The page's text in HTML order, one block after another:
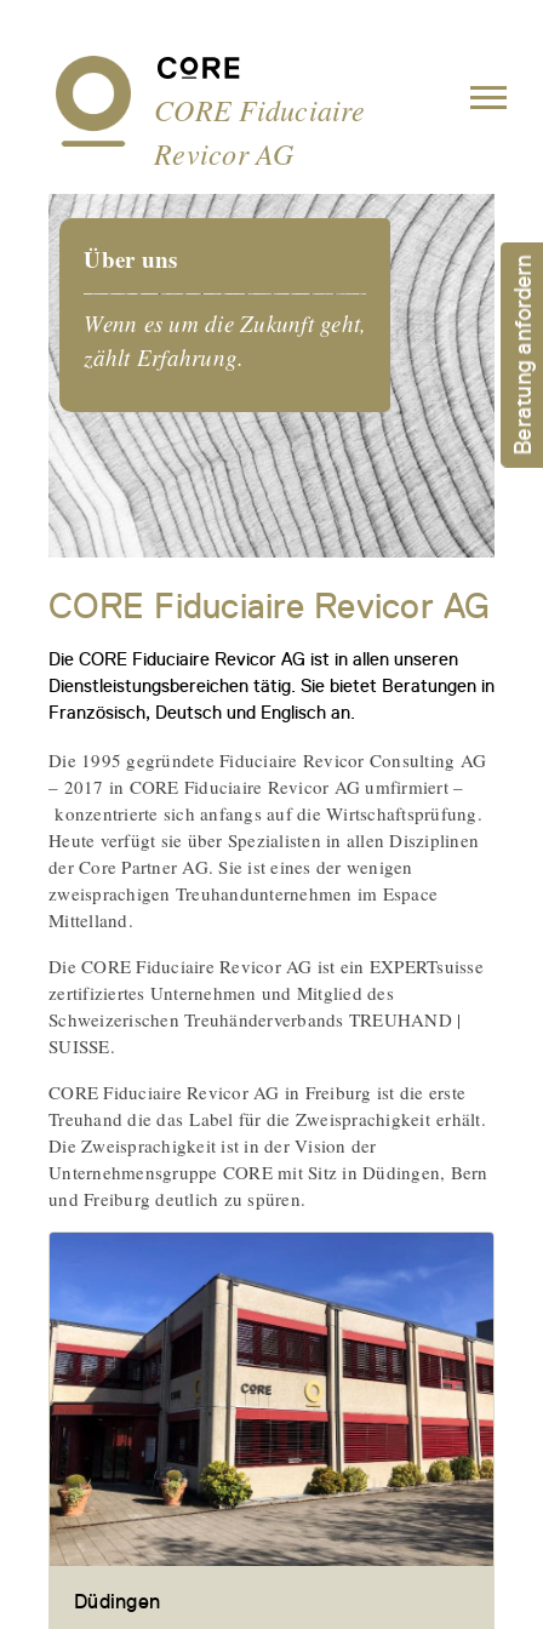
CORE Fiduciaire
Revicor AG
Über uns
Wenn es um die Zukunft geht,
zählt Erfahrung.
CORE Fiduciaire Revicor AG
Die CORE Fiduciaire Revicor AG ist in allen unseren
Dienstleistungsbereichen tätig. Sie bietet Beratungen in
Französisch, Deutsch und Englisch an.
Die 1995 gegründete Fiduciaire Revicor Consulting AG
– 2017 in CORE Fiduciaire Revicor AG umfirmiert –
konzentrierte sich anfangs auf die Wirtschaftsprüfung.
Heute verfügt sie über Spezialisten in allen Disziplinen
der Core Partner AG. Sie ist eines der wenigen
zweisprachigen Treuhandunternehmen im Espace
Mittelland.
Die CORE Fiduciaire Revicor AG ist ein EXPERTsuisse
zertifiziertes Unternehmen und Mitglied des
Schweizerischen Treuhänderverbands TREUHAND |
SUISSE.
CORE Fiduciaire Revicor AG in Freiburg ist die erste
Treuhand die das Label für die Zweisprachigkeit erhält.
Die Zweisprachigkeit ist in der Vision der
Unternehmensgruppe CORE mit Sitz in Düdingen, Bern
und Freiburg deutlich zu spüren.
Düdingen
Beratung anfordern